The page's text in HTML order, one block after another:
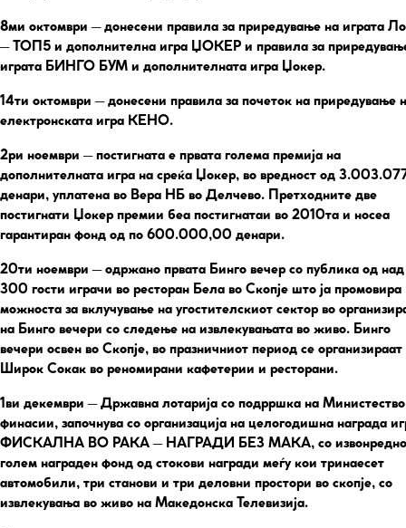
8ми октомври – донесени правила за приредување на играта
– ТОП5 и дополнителна игра ЏОКЕР и правила за
играта БИНГО БУМ и дополнителната игра Џокер.
14ти октомври – донесени правила за почеток на приредување
електронската игра КЕНО.
2ри ноември – постигната е првата голема премија на
дополнителната игра на среќа Џокер, во вредност од
денари, уплатена во Вера НБ во Делчево. Претходните две
постигнати Џокер премии беа постигнатаи во 2010та и носеа
гарантиран фонд од по 600.000,00 денари.
20ти ноември – одржано првата Бинго вечер со публика од над
300 гости играчи во ресторан Бела во Скопје што ја промовира
можноста за вклучување на угостителскиот сектор во
на Бинго вечери со следење на извлекувањата во живо. Бинго
вечери освен во Скопје, во празничниот период се
Широк Сокак во реномирани кафетерии и ресторани.
1ви декември – Државна лотарија со подрршка на Министество
финасии, започнува со организација на целогодишна награда
ФИСКАЛНА ВО РАКА – НАГРАДИ БЕЗ МАКА, со извонредно
голем награден фонд од стокови награди меѓу кои тринаесет
автомобили, три станови и три деловни простори во скопје, со
извлекувања во живо на Македонска Телевизија.